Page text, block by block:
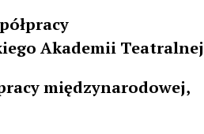
Akademii Teatralnej
międzynarodowej,